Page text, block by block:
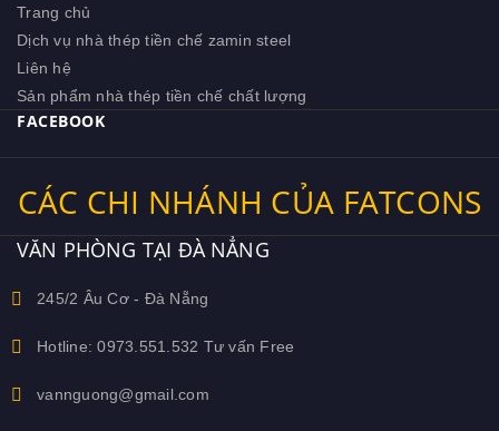
Trang chủ
Dịch vụ nhà thép tiền chế zamin steel
Liên hệ
Sản phẩm nhà thép tiền chế chất lượng
FACEBOOK
CÁC CHI NHÁNH CỦA FATCONS
VĂN PHÒNG TẠI ĐÀ NẲNG
245/2 Âu Cơ - Đà Nẵng
Hotline: 0973.551.532 Tư vấn Free
vannguong@gmail.com